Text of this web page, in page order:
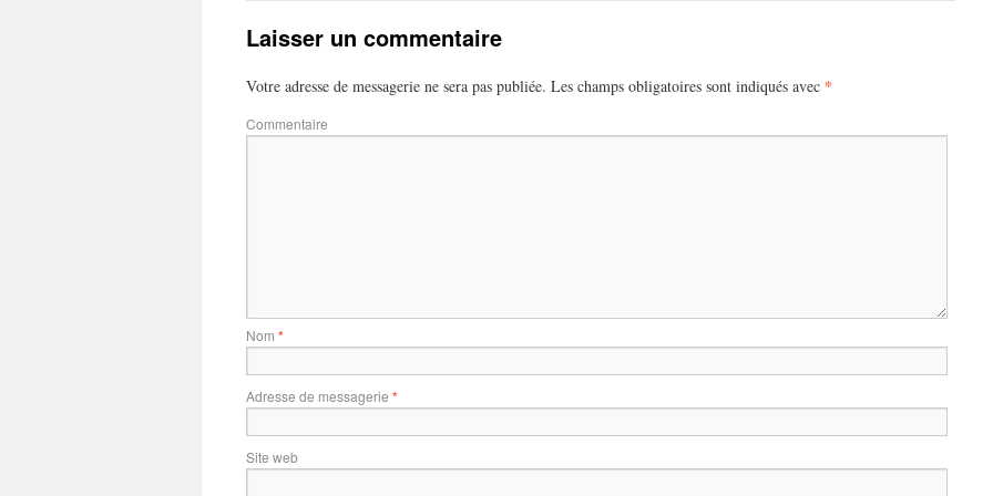
Laisser un commentaire
Votre adresse de messagerie ne sera pas publiée. Les champs obligatoires sont indiqués avec *
Commentaire
Nom *
Adresse de messagerie *
Site web